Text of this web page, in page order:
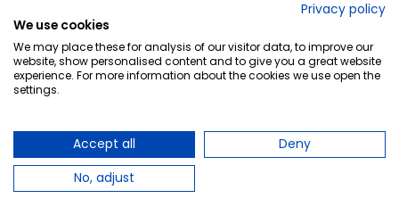
Privacy policy
We use cookies
We may place these for analysis of our visitor data, to improve our
website, show personalised content and to give you a great website
experience. For more information about the cookies we use open the
settings.
Accept all
Deny
No, adjust